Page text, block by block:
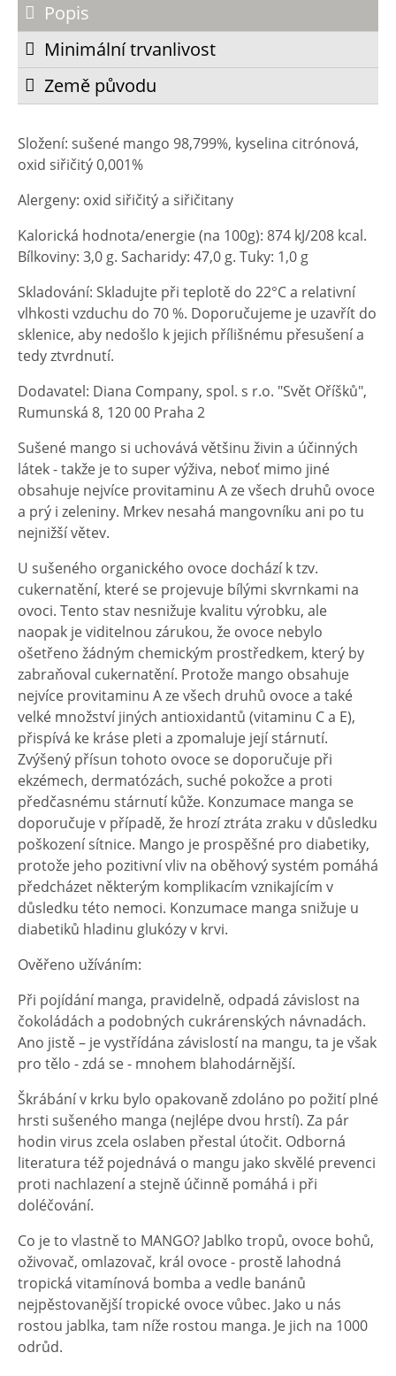
Popis
Minimální trvanlivost
Země původu
Složení: sušené mango 98,799%, kyselina citrónová,
oxid siřičitý 0,001%
Alergeny: oxid siřičitý a siřičitany
Kalorická hodnota/energie (na 100g): 874 kJ/208 kcal.
Bílkoviny: 3,0 g. Sacharidy: 47,0 g. Tuky: 1,0 g
Skladování: Skladujte při teplotě do 22°C a relativní
vlhkosti vzduchu do 70 %. Doporučujeme je uzavřít do
sklenice, aby nedošlo k jejich přílišnému přesušení a
tedy ztvrdnutí.
Dodavatel: Diana Company, spol. s r.o. "Svět Oříšků",
Rumunská 8, 120 00 Praha 2
Sušené mango si uchovává většinu živin a účinných
látek - takže je to super výživa, neboť mimo jiné
obsahuje nejvíce provitaminu A ze všech druhů ovoce
a prý i zeleniny. Mrkev nesahá mangovníku ani po tu
nejnižší větev.
U sušeného organického ovoce dochází k tzv.
cukernatění, které se projevuje bílými skvrnkami na
ovoci. Tento stav nesnižuje kvalitu výrobku, ale
naopak je viditelnou zárukou, že ovoce nebylo
ošetřeno žádným chemickým prostředkem, který by
zabraňoval cukernatění. Protože mango obsahuje
nejvíce provitaminu A ze všech druhů ovoce a také
velké množství jiných antioxidantů (vitaminu C a E),
přispívá ke kráse pleti a zpomaluje její stárnutí.
Zvýšený přísun tohoto ovoce se doporučuje při
ekzémech, dermatózách, suché pokožce a proti
předčasnému stárnutí kůže. Konzumace manga se
doporučuje v případě, že hrozí ztráta zraku v důsledku
poškození sítnice. Mango je prospěšné pro diabetiky,
protože jeho pozitivní vliv na oběhový systém pomáhá
předcházet některým komplikacím vznikajícím v
důsledku této nemoci. Konzumace manga snižuje u
diabetiků hladinu glukózy v krvi.
Ověřeno užíváním:
Při pojídání manga, pravidelně, odpadá závislost na
čokoládách a podobných cukrárenských návnadách.
Ano jistě – je vystřídána závislostí na mangu, ta je však
pro tělo - zdá se - mnohem blahodárnější.
Škrábání v krku bylo opakovaně zdoláno po požití plné
hrsti sušeného manga (nejlépe dvou hrstí). Za pár
hodin virus zcela oslaben přestal útočit. Odborná
literatura též pojednává o mangu jako skvělé prevenci
proti nachlazení a stejně účinně pomáhá i při
doléčování.
Co je to vlastně to MANGO? Jablko tropů, ovoce bohů,
oživovač, omlazovač, král ovoce - prostě lahodná
tropická vitamínová bomba a vedle banánů
nejpěstovanější tropické ovoce vůbec. Jako u nás
rostou jablka, tam níže rostou manga. Je jich na 1000
odrůd.